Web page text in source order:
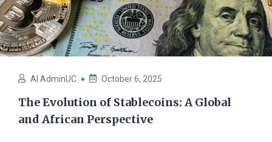
AI AdminUC October 6, 2025
The Evolution of Stablecoins: A Global
and African Perspective